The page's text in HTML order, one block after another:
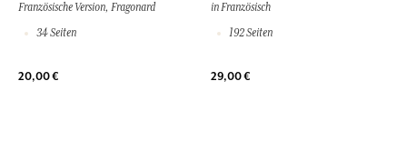
Französische Version, Fragonard
34 Seiten
20,00 €
in Französisch
192 Seiten
29,00 €